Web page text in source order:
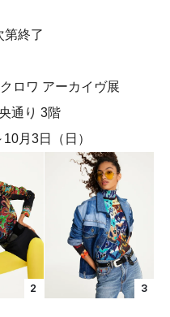
終了
ロワ アーカイヴ展
通り 3階
月3日（日）
2 3